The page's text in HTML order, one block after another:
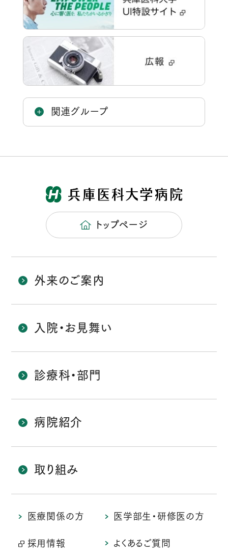
関連グループ
トップページ
外来のご案内
入院・お見舞い
診療科・部門
病院紹介
取り組み
医療関係の方 医学部生・研修医の方
採用情報 よくあるご質問